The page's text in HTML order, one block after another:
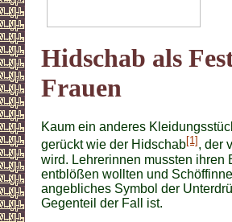
Hidschab als
Frauen
Kaum ein anderes
gerückt wie der Hidschab[1] , der
wird. Lehrerinnen mussten ihren
entblößen wollten und
angebliches Symbol der
Gegenteil der Fall ist.